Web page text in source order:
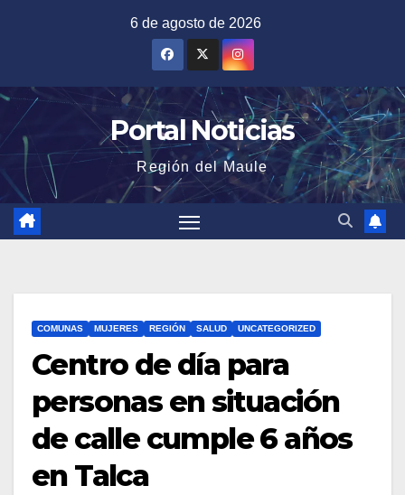
6 de agosto de 2026
Portal Noticias
Región del Maule
COMUNAS MUJERES REGIÓN SALUD UNCATEGORIZED
Centro de día para
personas en situación
de calle cumple 6 años
en Talca